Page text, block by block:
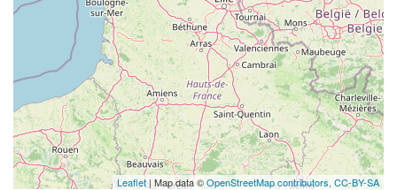
Leaflet| Map data ©OpenStreetMap contributors, CC-BY-SA